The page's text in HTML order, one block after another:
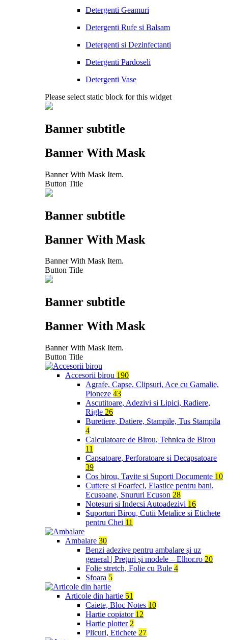
Detergenti Geamuri
Detergenti Rufe si Balsam
Detergenti si Dezinfectanti
Detergenti Pardoseli
Detergenti Vase
Please select static block for this widget
Banner subtitle
Banner With Mask
Banner With Mask Item.
Button Title
Banner subtitle
Banner With Mask
Banner With Mask Item.
Button Title
Banner subtitle
Banner With Mask
Banner With Mask Item.
Button Title
Accesorii birou 190
Agrafe, Capse, Clipsuri, Ace cu Gamalie,
Pioneze 43
Ascutitoare, Adezivi si Lipici, Radiere,
Rigle 26
Buretiere, Datiere, Stampile, Tus Stampila
4
Calculatoare de Birou, Tehnica de Birou
11
Capsatoare, Perforatoare si Decapsatoare
39
Cos birou, Tavite si Suporti Documente 10
Cuttere si Foarfeci, Elastice pentru bani,
Ecusoane, Snururi Ecuson 28
Notesuri si Indecsi Autoadezivi 16
Suporturi Birou, Cutii Metalice si Etichete
pentru Chei 11
Ambalare 30
Benzi adezive pentru ambalare și uz
general | Prețuri și modele – Elhor.ro 20
Folie stretch, Folie cu Bule 4
Sfoara 5
Articole din hartie 51
Caiete, Bloc Notes 10
Hartie copiator 12
Hartie plotter 2
Plicuri, Etichete 27